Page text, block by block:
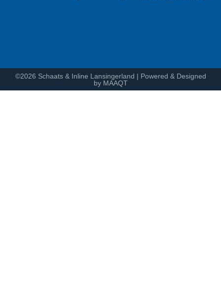
©2026 Schaats & Inline Lansingerland | Powered & Designed
by MAAQT